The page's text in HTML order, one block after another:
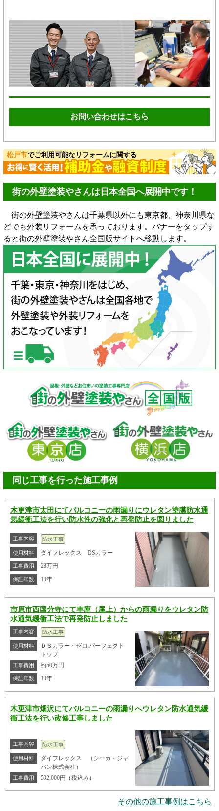
お問い合わせはこちら
松戸市でご利用可能なリフォームに関する
街の外壁塗装やさんは日本全国へ展開中です！
街の外壁塗装やさんは千葉県以外にも東京都、神奈川県な
どでも外装リフォームを承っております。バナーをタップす
ると街の外壁塗装やさん全国版サイトへ移動します。
同じ工事を行った施工事例
木更津市太田にてバルコニーの雨漏りにウレタン塗膜防水通
気緩衝工法を行い防水性の強化と再発防止を図りました
工事内容 防水工事
使用材料 ダイフレックス DSカラー
工事費用 28万円
保証年数 10年
市原市西国分寺にて車庫（屋上）からの雨漏りをウレタン防
水通気緩衝工法で再発防止しました
工事内容 防水工事
使用材料
ＤＳカラー・ゼロ,パーフェクト
トップ
工事費用 約50万円
保証年数 10年
木更津市畑沢にてバルコニーの雨漏りへウレタン防水通気緩
衝工法を行い改修工事しました
工事内容 防水工事
使用材料
ダイフレックス （シーカ・ジャ
パン株式会社）
工事費用 592,000円（税込み）
その他の施工事例はこちら